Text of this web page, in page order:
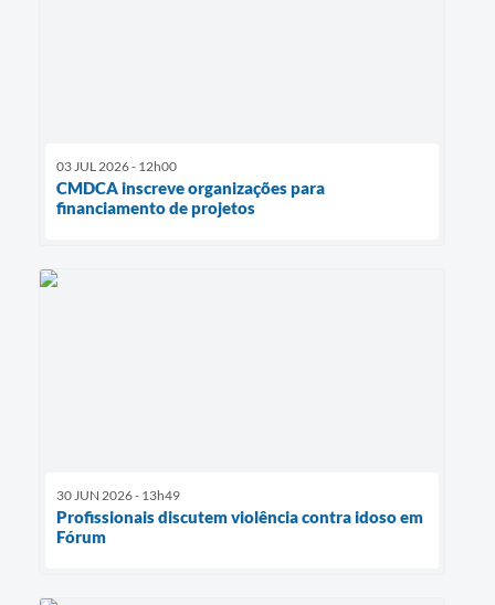
03 JUL 2026 - 12h00
CMDCA inscreve organizações para
financiamento de projetos
30 JUN 2026 - 13h49
Profissionais discutem violência contra idoso em
Fórum